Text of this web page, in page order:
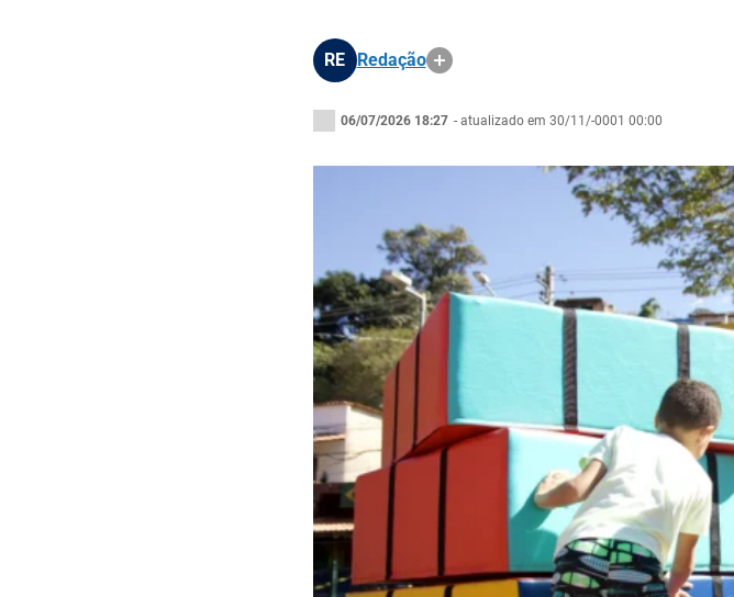
RE Redação
06/07/2026 18:27 - atualizado em 30/11/-0001 00:00